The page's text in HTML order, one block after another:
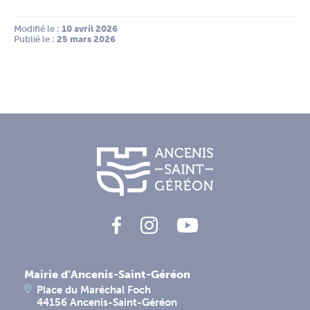
Modifié le : 10 avril 2026
Publié le : 25 mars 2026
Mairie d'Ancenis-Saint-Géréon
Place du Maréchal Foch
44156 Ancenis-Saint-Géréon